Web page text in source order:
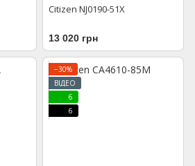
Citizen NJ0190-51X
13 020 грн
−30%
ВІДЕО
6
6